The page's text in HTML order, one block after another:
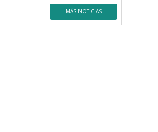
MÁS NOTICIAS